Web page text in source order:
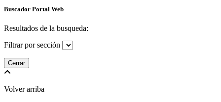
Buscador Portal Web
Resultados de la busqueda:
Filtrar por sección
Cerrar
Volver arriba